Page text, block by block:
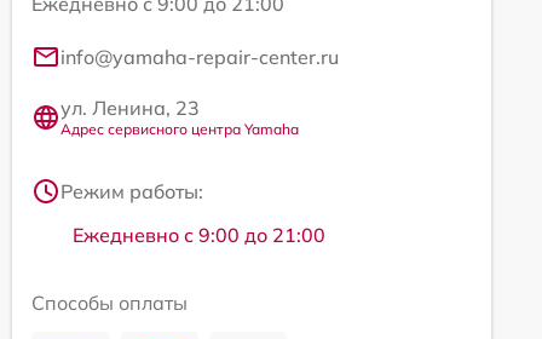
info@yamaha-repair-center.ru
ул. Ленина, 23
Адрес сервисного центра Yamaha
Режим работы:
Ежедневно с 9:00 до 21:00
Способы оплаты